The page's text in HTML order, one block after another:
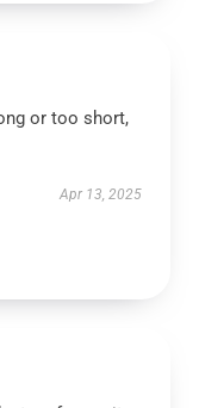
or too short,
Apr 13, 2025